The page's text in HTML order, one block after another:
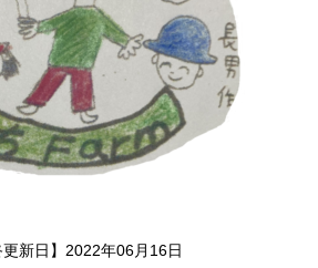
更新日】2022年06月16日